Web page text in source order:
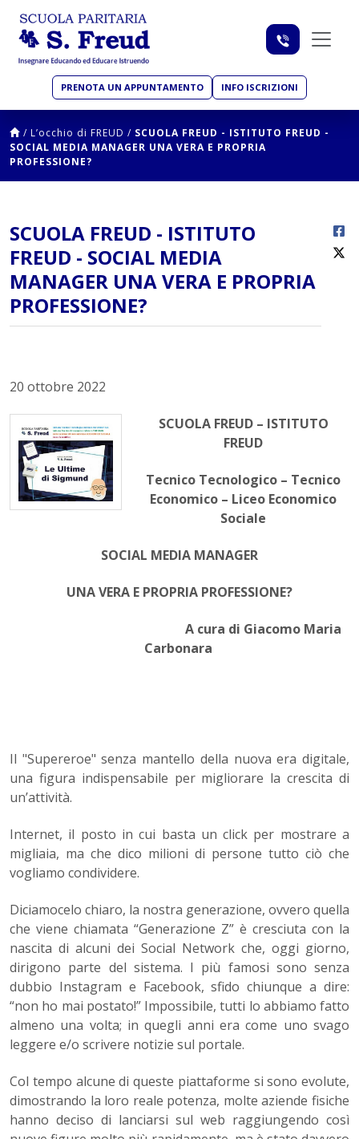
PRENOTA UN APPUNTAMENTO INFO ISCRIZIONI
/ L’occhio di FREUD / SCUOLA FREUD - ISTITUTO FREUD -
SOCIAL MEDIA MANAGER UNA VERA E PROPRIA
PROFESSIONE?
SCUOLA FREUD - ISTITUTO
FREUD - SOCIAL MEDIA
MANAGER UNA VERA E PROPRIA
PROFESSIONE?
20 ottobre 2022
SCUOLA FREUD – ISTITUTO
FREUD
Tecnico Tecnologico – Tecnico
Economico – Liceo Economico
Sociale
SOCIAL MEDIA MANAGER
UNA VERA E PROPRIA PROFESSIONE?
A cura di Giacomo Maria
Carbonara
Il "Supereroe" senza mantello della nuova era digitale,
una figura indispensabile per migliorare la crescita di
un’attività.
Internet, il posto in cui basta un click per mostrare a
migliaia, ma che dico milioni di persone tutto ciò che
vogliamo condividere.
Diciamocelo chiaro, la nostra generazione, ovvero quella
che viene chiamata “Generazione Z” è cresciuta con la
nascita di alcuni dei Social Network che, oggi giorno,
dirigono parte del sistema. I più famosi sono senza
dubbio Instagram e Facebook, sfido chiunque a dire:
“non ho mai postato!” Impossibile, tutti lo abbiamo fatto
almeno una volta; in quegli anni era come uno svago
leggere e/o scrivere notizie sul portale.
Col tempo alcune di queste piattaforme si sono evolute,
dimostrando la loro reale potenza, molte aziende fisiche
hanno deciso di lanciarsi sul web raggiungendo così